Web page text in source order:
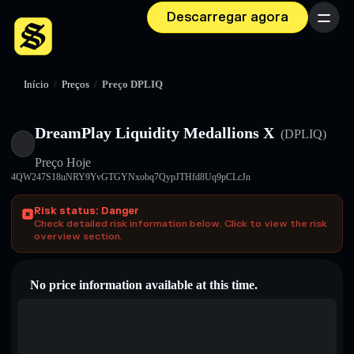
Descarregar agora Menu
Início / Preços / Preço DPLIQ
DreamPlay Liquidity Medallions X (DPLIQ)
Preço Hoje
4QW247S18uNRY9YvGTGYNxobq7QypJTHfd8Uq9pCLcJn
Risk status: Danger
Check detailed risk information below. Click to view the risk
overview section.
No price information available at this time.